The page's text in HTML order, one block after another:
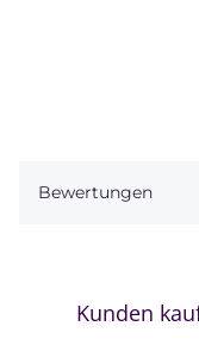
Bewertungen
Kunden